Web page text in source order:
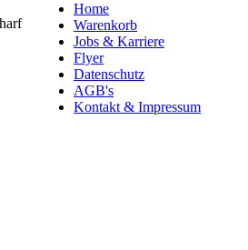
Home
Warenkorb
Jobs & Karriere
Flyer
Datenschutz
AGB's
Kontakt & Impressum